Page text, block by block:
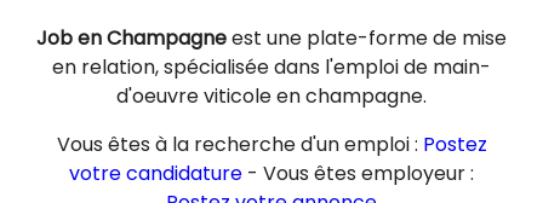
Job en Champagneest une plate-forme de mise
en relation, spécialisée dans l'emploi de main-
d'oeuvre viticole en champagne.
Vous êtes à la recherche d'un emploi : Postez
votre candidature - Vous êtes employeur :